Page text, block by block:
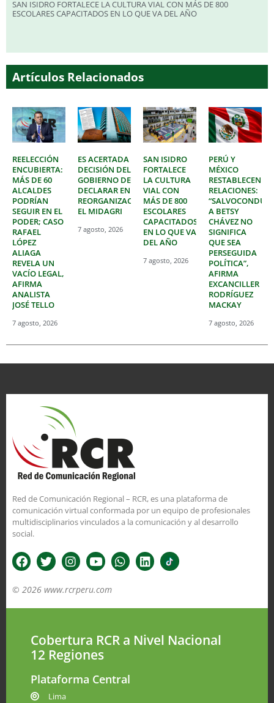
SAN ISIDRO FORTALECE LA CULTURA VIAL CON MÁS DE 800
ESCOLARES CAPACITADOS EN LO QUE VA DEL AÑO
Artículos Relacionados
REELECCIÓN
ENCUBIERTA:
MÁS DE 60
ALCALDES
PODRÍAN
SEGUIR EN EL
PODER; CASO
RAFAEL
LÓPEZ
ALIAGA
REVELA UN
VACÍO LEGAL,
AFIRMA
ANALISTA
JOSÉ TELLO
7 agosto, 2026
ES ACERTADA
DECISIÓN DEL
GOBIERNO DE
DECLARAR EN
REORGANIZACIÓN
EL MIDAGRI
7 agosto, 2026
SAN ISIDRO
FORTALECE
LA CULTURA
VIAL CON
MÁS DE 800
ESCOLARES
CAPACITADOS
EN LO QUE VA
DEL AÑO
7 agosto, 2026
PERÚ Y
MÉXICO
RESTABLECEN
RELACIONES:
A BETSY
CHÁVEZ NO
SIGNIFICA
QUE SEA
PERSEGUIDA
POLÍTICA”,
AFIRMA
EXCANCILLER
RODRÍGUEZ
MACKAY
7 agosto, 2026
Red de Comunicación Regional – RCR, es una plataforma de
comunicación virtual conformada por un equipo de profesionales
multidisciplinarios vinculados a la comunicación y al desarrollo
social.
© 2026 www.rcrperu.com
Cobertura RCR a Nivel Nacional
12 Regiones
Plataforma Central
Lima